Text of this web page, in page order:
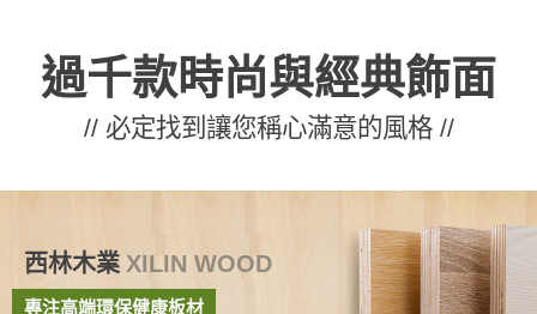
過千款時尚與經典飾面
// 必定找到讓您稱心滿意的風格 //
西林木業 XILIN WOOD
專注高端環保健康板材